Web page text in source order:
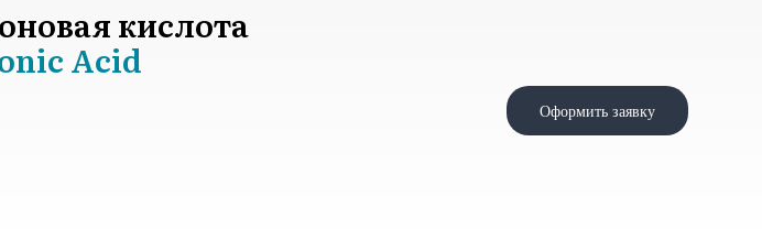
кислота
Acid
Оформить заявку